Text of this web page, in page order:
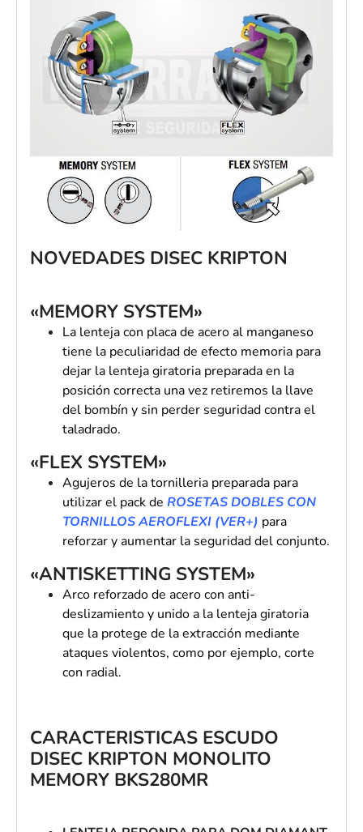
NOVEDADES DISEC KRIPTON
«MEMORY SYSTEM»
La lenteja con placa de acero al manganeso
tiene la peculiaridad de efecto memoria para
dejar la lenteja giratoria preparada en la
posición correcta una vez retiremos la llave
del bombín y sin perder seguridad contra el
taladrado.
«FLEX SYSTEM»
Agujeros de la tornilleria preparada para
utilizar el pack de ROSETAS DOBLES CON
TORNILLOS AEROFLEXI (VER+) para
reforzar y aumentar la seguridad del conjunto.
«ANTISKETTING SYSTEM»
Arco reforzado de acero con anti-
deslizamiento y unido a la lenteja giratoria
que la protege de la extracción mediante
ataques violentos, como por ejemplo, corte
con radial.
CARACTERISTICAS ESCUDO
DISEC KRIPTON MONOLITO
MEMORY BKS280MR